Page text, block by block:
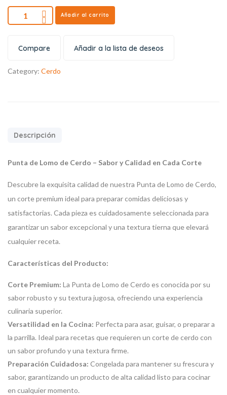
Añadir al carrito
Compare Añadir a la lista de deseos
Category: Cerdo
Descripción
Punta de Lomo de Cerdo – Sabor y Calidad en Cada Corte
Descubre la exquisita calidad de nuestra Punta de Lomo de Cerdo,
un corte premium ideal para preparar comidas deliciosas y
satisfactorias. Cada pieza es cuidadosamente seleccionada para
garantizar un sabor excepcional y una textura tierna que elevará
cualquier receta.
Características del Producto:
Corte Premium: La Punta de Lomo de Cerdo es conocida por su
sabor robusto y su textura jugosa, ofreciendo una experiencia
culinaria superior.
Versatilidad en la Cocina: Perfecta para asar, guisar, o preparar a
la parrilla. Ideal para recetas que requieren un corte de cerdo con
un sabor profundo y una textura firme.
Preparación Cuidadosa: Congelada para mantener su frescura y
sabor, garantizando un producto de alta calidad listo para cocinar
en cualquier momento.